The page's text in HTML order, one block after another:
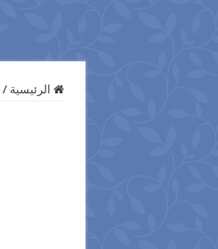
الرئيسية /